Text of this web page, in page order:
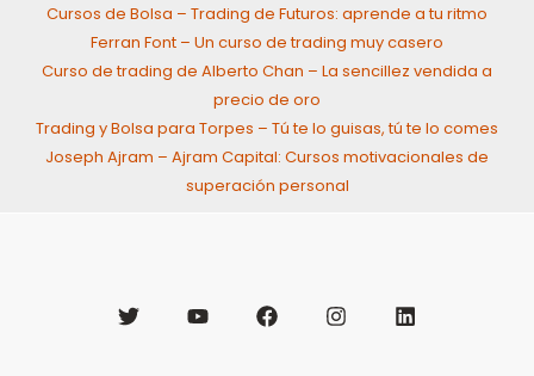
Cursos de Bolsa – Trading de Futuros: aprende a tu ritmo
Ferran Font – Un curso de trading muy casero
Curso de trading de Alberto Chan – La sencillez vendida a
precio de oro
Trading y Bolsa para Torpes – Tú te lo guisas, tú te lo comes
Joseph Ajram – Ajram Capital: Cursos motivacionales de
superación personal